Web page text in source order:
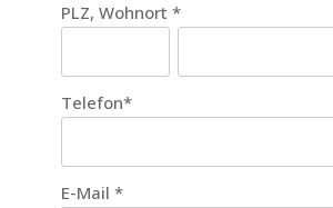
PLZ, Wohnort *
Telefon*
E-Mail *